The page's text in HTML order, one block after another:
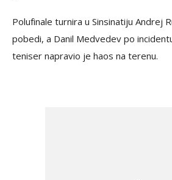
Polufinale turnira u Sinsinatiju Andrej
pobedi, a Danil Medvedev po
teniser napravio je haos na terenu.